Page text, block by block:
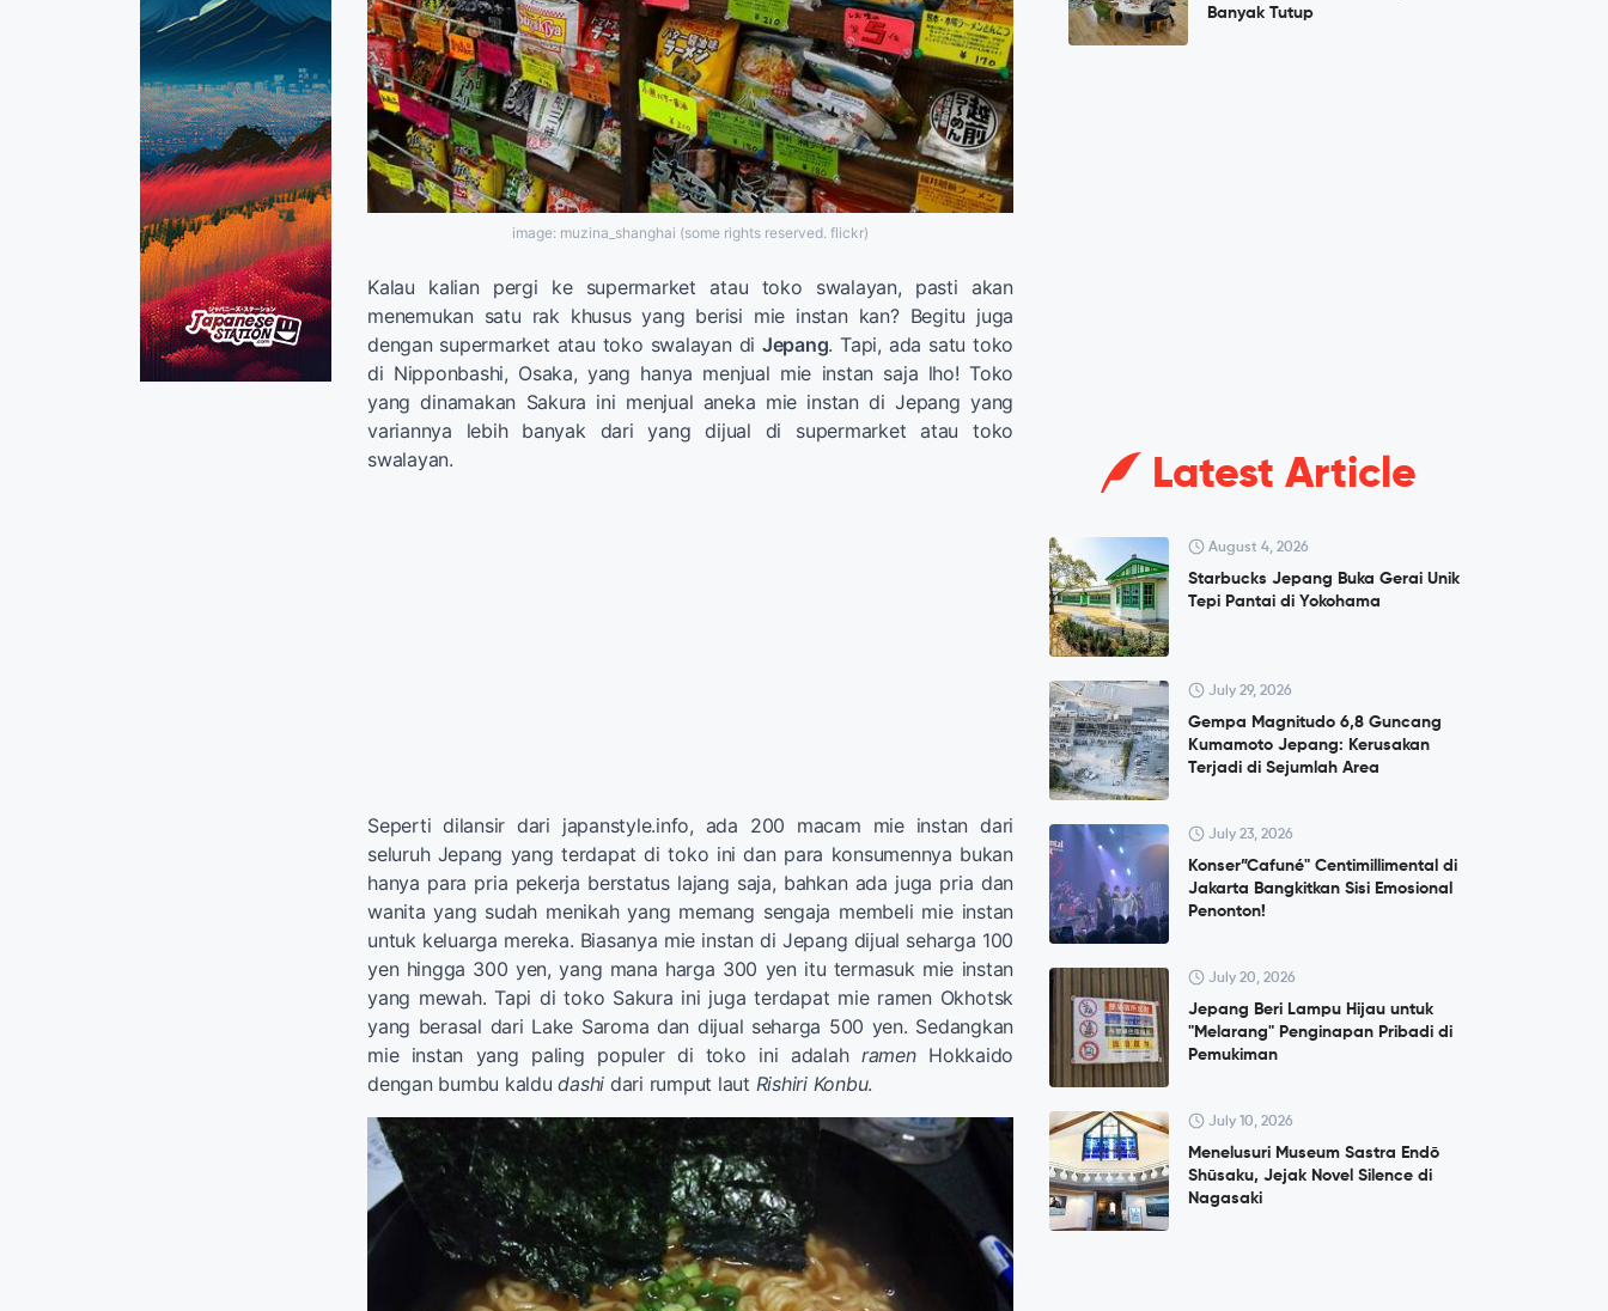
image: muzina_shanghai (some rights reserved. flickr)
Kalau kalian pergi ke supermarket atau toko swalayan, pasti akan
menemukan satu rak khusus yang berisi mie instan kan? Begitu juga
dengan supermarket atau toko swalayan di Jepang. Tapi, ada satu toko
di Nipponbashi, Osaka, yang hanya menjual mie instan saja lho! Toko
yang dinamakan Sakura ini menjual aneka mie instan di Jepang yang
variannya lebih banyak dari yang dijual di supermarket atau toko
swalayan.
Seperti dilansir dari japanstyle.info, ada 200 macam mie instan dari
seluruh Jepang yang terdapat di toko ini dan para konsumennya bukan
hanya para pria pekerja berstatus lajang saja, bahkan ada juga pria dan
wanita yang sudah menikah yang memang sengaja membeli mie instan
untuk keluarga mereka. Biasanya mie instan di Jepang dijual seharga 100
yen hingga 300 yen, yang mana harga 300 yen itu termasuk mie instan
yang mewah. Tapi di toko Sakura ini juga terdapat mie ramen Okhotsk
yang berasal dari Lake Saroma dan dijual seharga 500 yen. Sedangkan
mie instan yang paling populer di toko ini adalah ramenHokkaido
dengan bumbu kaldudashi dari rumput laut Rishiri Konbu.
Banyak Tutup
Latest Article
August 4, 2026
Starbucks Jepang Buka Gerai Unik
Tepi Pantai di Yokohama
July 29, 2026
Gempa Magnitudo 6,8 Guncang
Kumamoto Jepang: Kerusakan
Terjadi di Sejumlah Area
July 23, 2026
Konser”Cafuné" Centimillimental di
Jakarta Bangkitkan Sisi Emosional
Penonton!
July 20, 2026
Jepang Beri Lampu Hijau untuk
"Melarang" Penginapan Pribadi di
Pemukiman
July 10, 2026
Menelusuri Museum Sastra Endō
Shūsaku, Jejak Novel Silence di
Nagasaki